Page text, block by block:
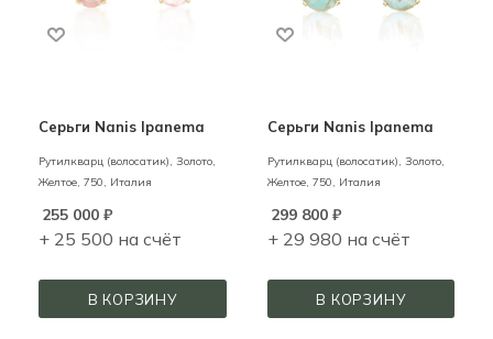
Серьги Nanis Ipanema
Рутилкварц (волосатик), Золото,
Желтое, 750, Италия
255 000 ₽
+ 25 500 на счёт
В КОРЗИНУ
Серьги Nanis Ipanema
Рутилкварц (волосатик), Золото,
Желтое, 750, Италия
299 800₽
+ 29 980 на счёт
В КОРЗИНУ